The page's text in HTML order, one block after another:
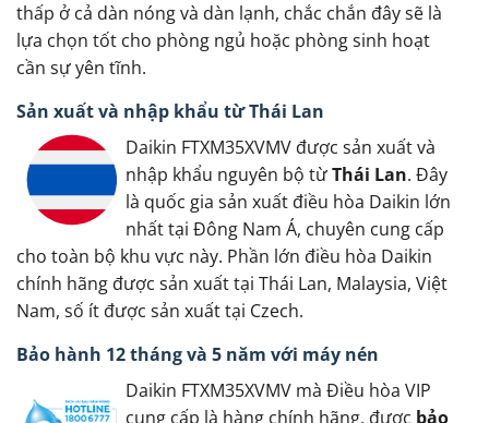
thấp ở cả dàn nóng và dàn lạnh, chắc chắn đây sẽ là
lựa chọn tốt cho phòng ngủ hoặc phòng sinh hoạt
cần sự yên tĩnh.
Sản xuất và nhập khẩu từ Thái Lan
Daikin FTXM35XVMV được sản xuất và
nhập khẩu nguyên bộ từThái Lan. Đây
là quốc gia sản xuất điều hòa Daikin lớn
nhất tại Đông Nam Á, chuyên cung cấp
cho toàn bộ khu vực này. Phần lớn điều hòa Daikin
chính hãng được sản xuất tại Thái Lan, Malaysia, Việt
Nam, số ít được sản xuất tại Czech.
Bảo hành 12 tháng và 5 năm với máy nén
Daikin FTXM35XVMV mà Điều hòa VIP
cung cấp là hàng chính hãng, được bảo